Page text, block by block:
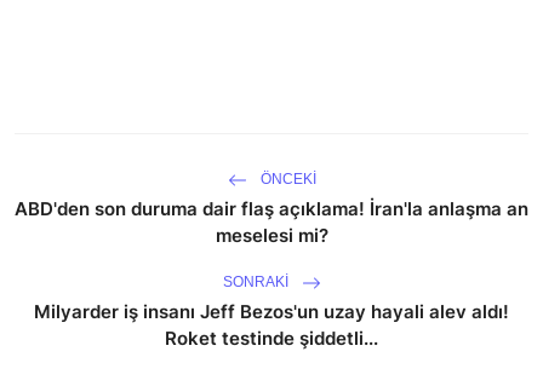
ÖNCEKI
ABD'den son duruma dair flaş açıklama! İran'la anlaşma an
meselesi mi?
SONRAKI
Milyarder iş insanı Jeff Bezos'un uzay hayali alev aldı!
Roket testinde şiddetli...